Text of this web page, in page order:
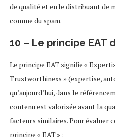
de qualité et en le distribuant de
comme du spam.
10 – Le principe EAT
Le principe EAT signifie «
Trustworthiness » (expertise,
qu’aujourd’hui, dans le
contenu est valorisée avant la
facteurs similaires. Pour évaluer
principe « EAT » :